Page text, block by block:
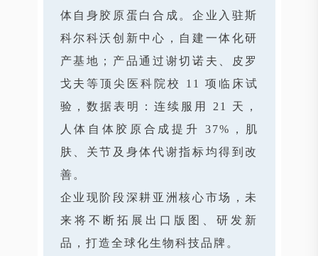
体自身胶原蛋白合成。企业入驻斯
科尔科沃创新中心，自建一体化研
产基地；产品通过谢切诺夫、皮罗
戈夫等顶尖医科院校 11 项临床试
验，数据表明：连续服用 21 天，
人体自体胶原合成提升 37%，肌
肤、关节及身体代谢指标均得到改
善。
企业现阶段深耕亚洲核心市场，未
来将不断拓展出口版图、研发新
品，打造全球化生物科技品牌。